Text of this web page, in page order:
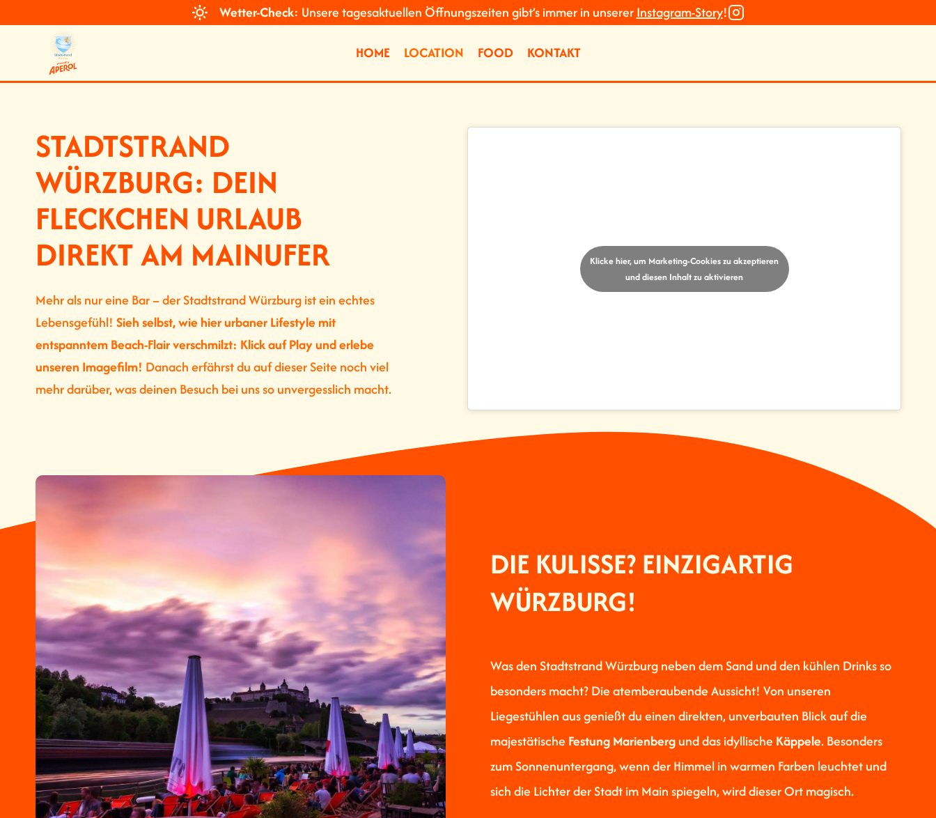
Wetter-Check: Unsere tagesaktuellen Öffnungszeiten gibt’s immer in unserer Instagram-Story!
HOME LOCATION FOOD KONTAKT
STADTSTRAND
WÜRZBURG: DEIN
FLECKCHEN URLAUB
DIREKT AM MAINUFER
Mehr als nur eine Bar – der Stadtstrand Würzburg ist ein echtes
Lebensgefühl! Sieh selbst, wie hier urbaner Lifestyle mit
entspanntem Beach-Flair verschmilzt: Klick auf Play und erlebe
unseren Imagefilm! Danach erfährst du auf dieser Seite noch viel
mehr darüber, was deinen Besuch bei uns so unvergesslich macht.
Klicke hier, um Marketing-Cookies zu akzeptieren
und diesen Inhalt zu aktivieren
DIE KULISSE? EINZIGARTIG
WÜRZBURG!
Was den Stadtstrand Würzburg neben dem Sand und den kühlen Drinks so
besonders macht? Die atemberaubende Aussicht! Von unseren
Liegestühlen aus genießt du einen direkten, unverbauten Blick auf die
majestätischeFestung Marienbergund das idyllischeKäppele. Besonders
zum Sonnenuntergang, wenn der Himmel in warmen Farben leuchtet und
sich die Lichter der Stadt im Main spiegeln, wird dieser Ort magisch.